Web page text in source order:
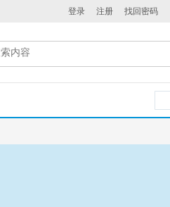
登录 注册 找回密码